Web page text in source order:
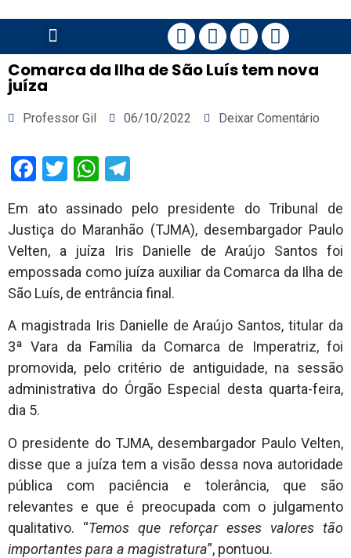
Comarca da Ilha de São Luís tem nova
juíza
Professor Gil 06/10/2022 Deixar Comentário
Facebook
TwitterWhatsApp
Em ato assinado pelo presidente do Tribunal de
Justiça do Maranhão (TJMA), desembargador Paulo
Velten, a juíza Iris Danielle de Araújo Santos foi
empossada como juíza auxiliar da Comarca da Ilha de
São Luís, de entrância final.
A magistrada Iris Danielle de Araújo Santos, titular da
3ª Vara da Família da Comarca de Imperatriz, foi
promovida, pelo critério de antiguidade, na sessão
administrativa do Órgão Especial desta quarta-feira,
dia 5.
O presidente do TJMA, desembargador Paulo Velten,
disse que a juíza tem a visão dessa nova autoridade
pública com paciência e tolerância, que são
relevantes e que é preocupada com o julgamento
qualitativo. “Temos que reforçar esses valores tão
importantes para a magistratura”, pontuou.